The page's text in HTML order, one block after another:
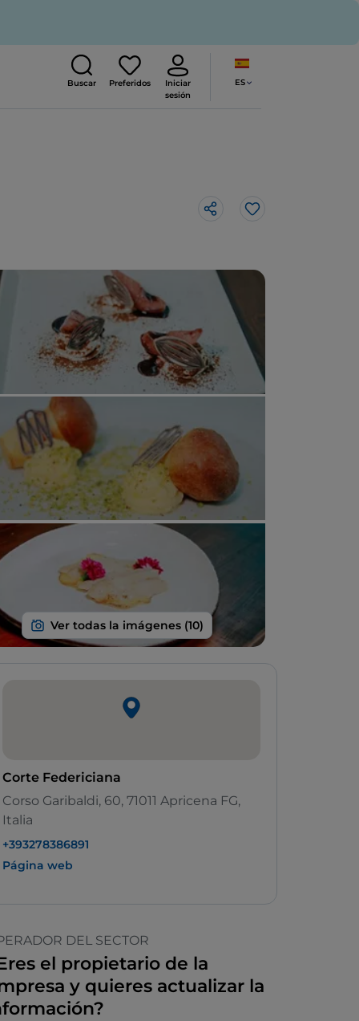
Buscar Preferidos
Iniciar
sesión
ES
Me gusta
Corte Federiciana
Corso Garibaldi, 60, 71011 Apricena FG,
Italia
+393278386891
Página web
DEL SECTOR
el propietario de la
y quieres actualizar la